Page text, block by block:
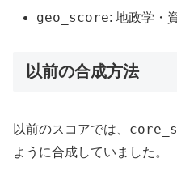
geo_score: 地政学・
以前の合成方法
以前のスコアでは、
ように合成していました。